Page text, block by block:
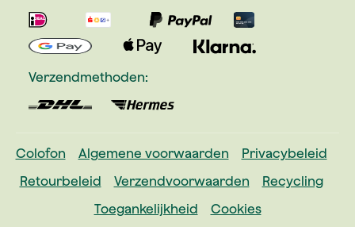
Verzendmethoden:
Colofon Algemene voorwaarden
Privacybeleid
Retourbeleid
Verzendvoorwaarden
Recycling
Toegankelijkheid
Cookies